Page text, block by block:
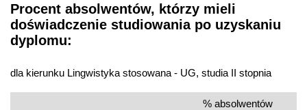
Procent absolwentów, którzy mieli
doświadczenie studiowania po uzyskaniu
dyplomu:
dla kierunku Lingwistyka stosowana - UG, studia II stopnia
% absolwentów